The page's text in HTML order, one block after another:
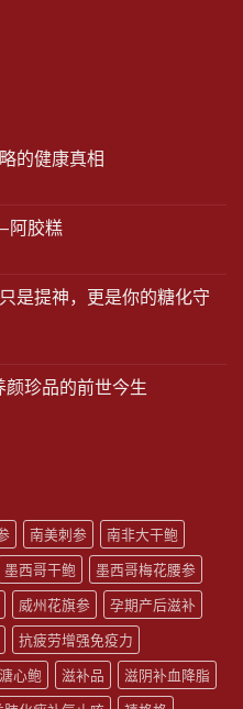
的健康真相
阿胶糕
是提神，更是你的糖化守
颜珍品的前世今生
南美刺参
南非大干鲍
墨西哥干鲍
墨西哥梅花腰参
威州花旗参
孕期产后滋补
抗疲劳增强免疫力
溏心鲍 滋补品
滋阴补血降脂